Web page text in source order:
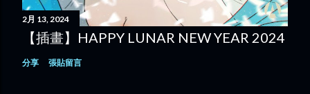
2月 13, 2024
【插畫】HAPPY LUNAR NEW YEAR 2024
分享 張貼留言